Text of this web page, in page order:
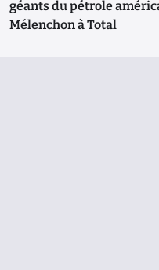
géants du pétrole
Mélenchon à Total